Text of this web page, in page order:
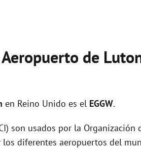
de
en Reino Unido es el EGGW.
son usados por la Organización
diferentes aeropuertos del